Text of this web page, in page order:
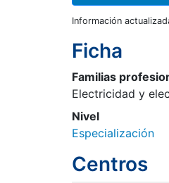
Información
Ficha
Familias
Electricidad y
Nivel
Especialización
Centros